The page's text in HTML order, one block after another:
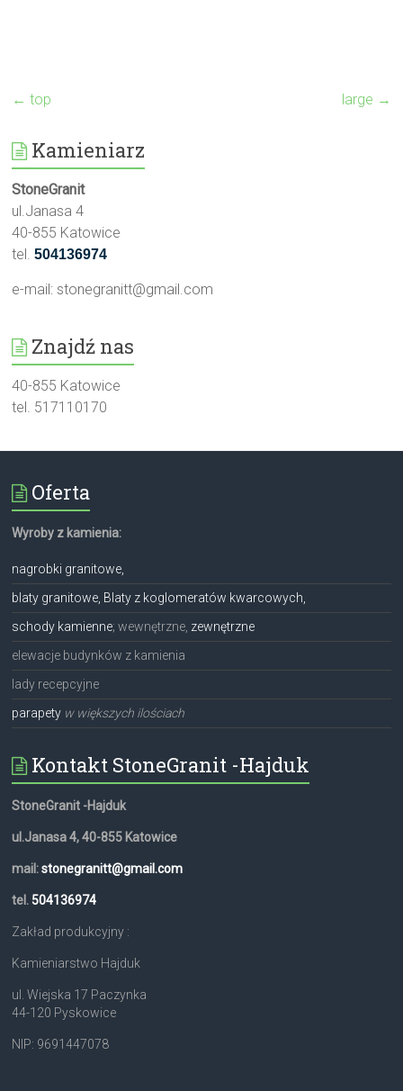
← top large →
Kamieniarz
StoneGranit
ul.Janasa 4
40-855 Katowice
tel. 504136974
e-mail: stonegranitt@gmail.com
Znajdź nas
40-855 Katowice
tel. 517110170
Oferta
Wyroby z kamienia:
nagrobki granitowe,
blaty granitowe, Blaty z koglomeratów kwarcowych,
schody kamienne; wewnętrzne, zewnętrzne
elewacje budynków z kamienia
lady recepcyjne
parapety w większych ilościach
Kontakt StoneGranit -Hajduk
StoneGranit -Hajduk
ul.Janasa 4, 40-855 Katowice
mail:stonegranitt@gmail.com
tel. 504136974
Zakład produkcyjny :
Kamieniarstwo Hajduk
ul. Wiejska 17 Paczynka
44-120 Pyskowice
NIP: 9691447078